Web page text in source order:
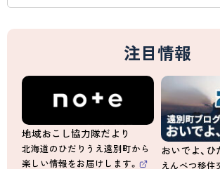
注目情報
地域おこし協力隊だより
北海道のひだりうえ遠別町から
楽しい情報をお届けします。
おいでよ、ひ
えんべつ移住